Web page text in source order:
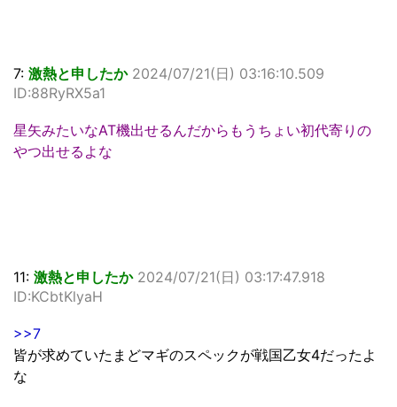
7: 激熱と申したか 2024/07/21(日) 03:16:10.509
ID:88RyRX5a1
星矢みたいなAT機出せるんだからもうちょい初代寄りの
やつ出せるよな
11: 激熱と申したか 2024/07/21(日) 03:17:47.918
ID:KCbtKlyaH
>>7
皆が求めていたまどマギのスペックが戦国乙女4だったよ
な